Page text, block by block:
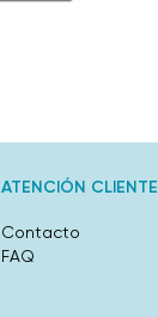
ATENCIÓN CLIENTE
Contacto
FAQ